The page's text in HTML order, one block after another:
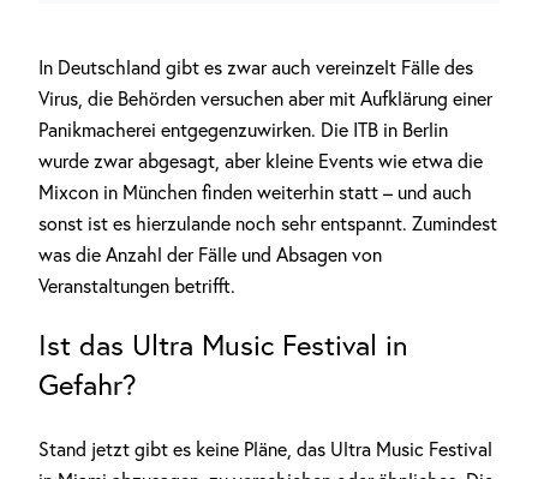
In Deutschland gibt es zwar auch vereinzelt Fälle des
Virus, die Behörden versuchen aber mit Aufklärung einer
Panikmacherei entgegenzuwirken. Die ITB in Berlin
wurde zwar abgesagt, aber kleine Events wie etwa die
Mixcon in München finden weiterhin statt – und auch
sonst ist es hierzulande noch sehr entspannt. Zumindest
was die Anzahl der Fälle und Absagen von
Veranstaltungen betrifft.
Ist das Ultra Music Festival in
Gefahr?
Stand jetzt gibt es keine Pläne, das Ultra Music Festival